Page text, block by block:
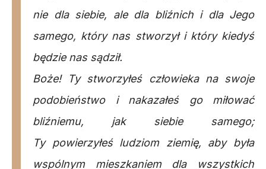
nie dla siebie, ale dla bliźnich i dla Jego
samego, który nas stworzył i który kiedyś
będzie nassądził.
Boże! Ty stworzyłeś człowieka na swoje
podobieństwo i nakazałeś go miłować
bliźniemu, jak siebie samego;
Ty powierzyłeś ludziom ziemię, aby była
wspólnym mieszkaniem dla wszystkich